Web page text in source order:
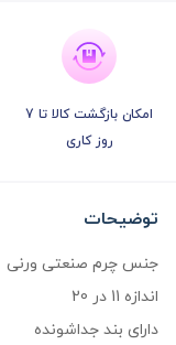
امکان بازگشت کالا تا 7
روز کاری
توضیحات
جنس چرم صنعتی ورنی
اندازه 11 در 20
دارای بند جداشونده